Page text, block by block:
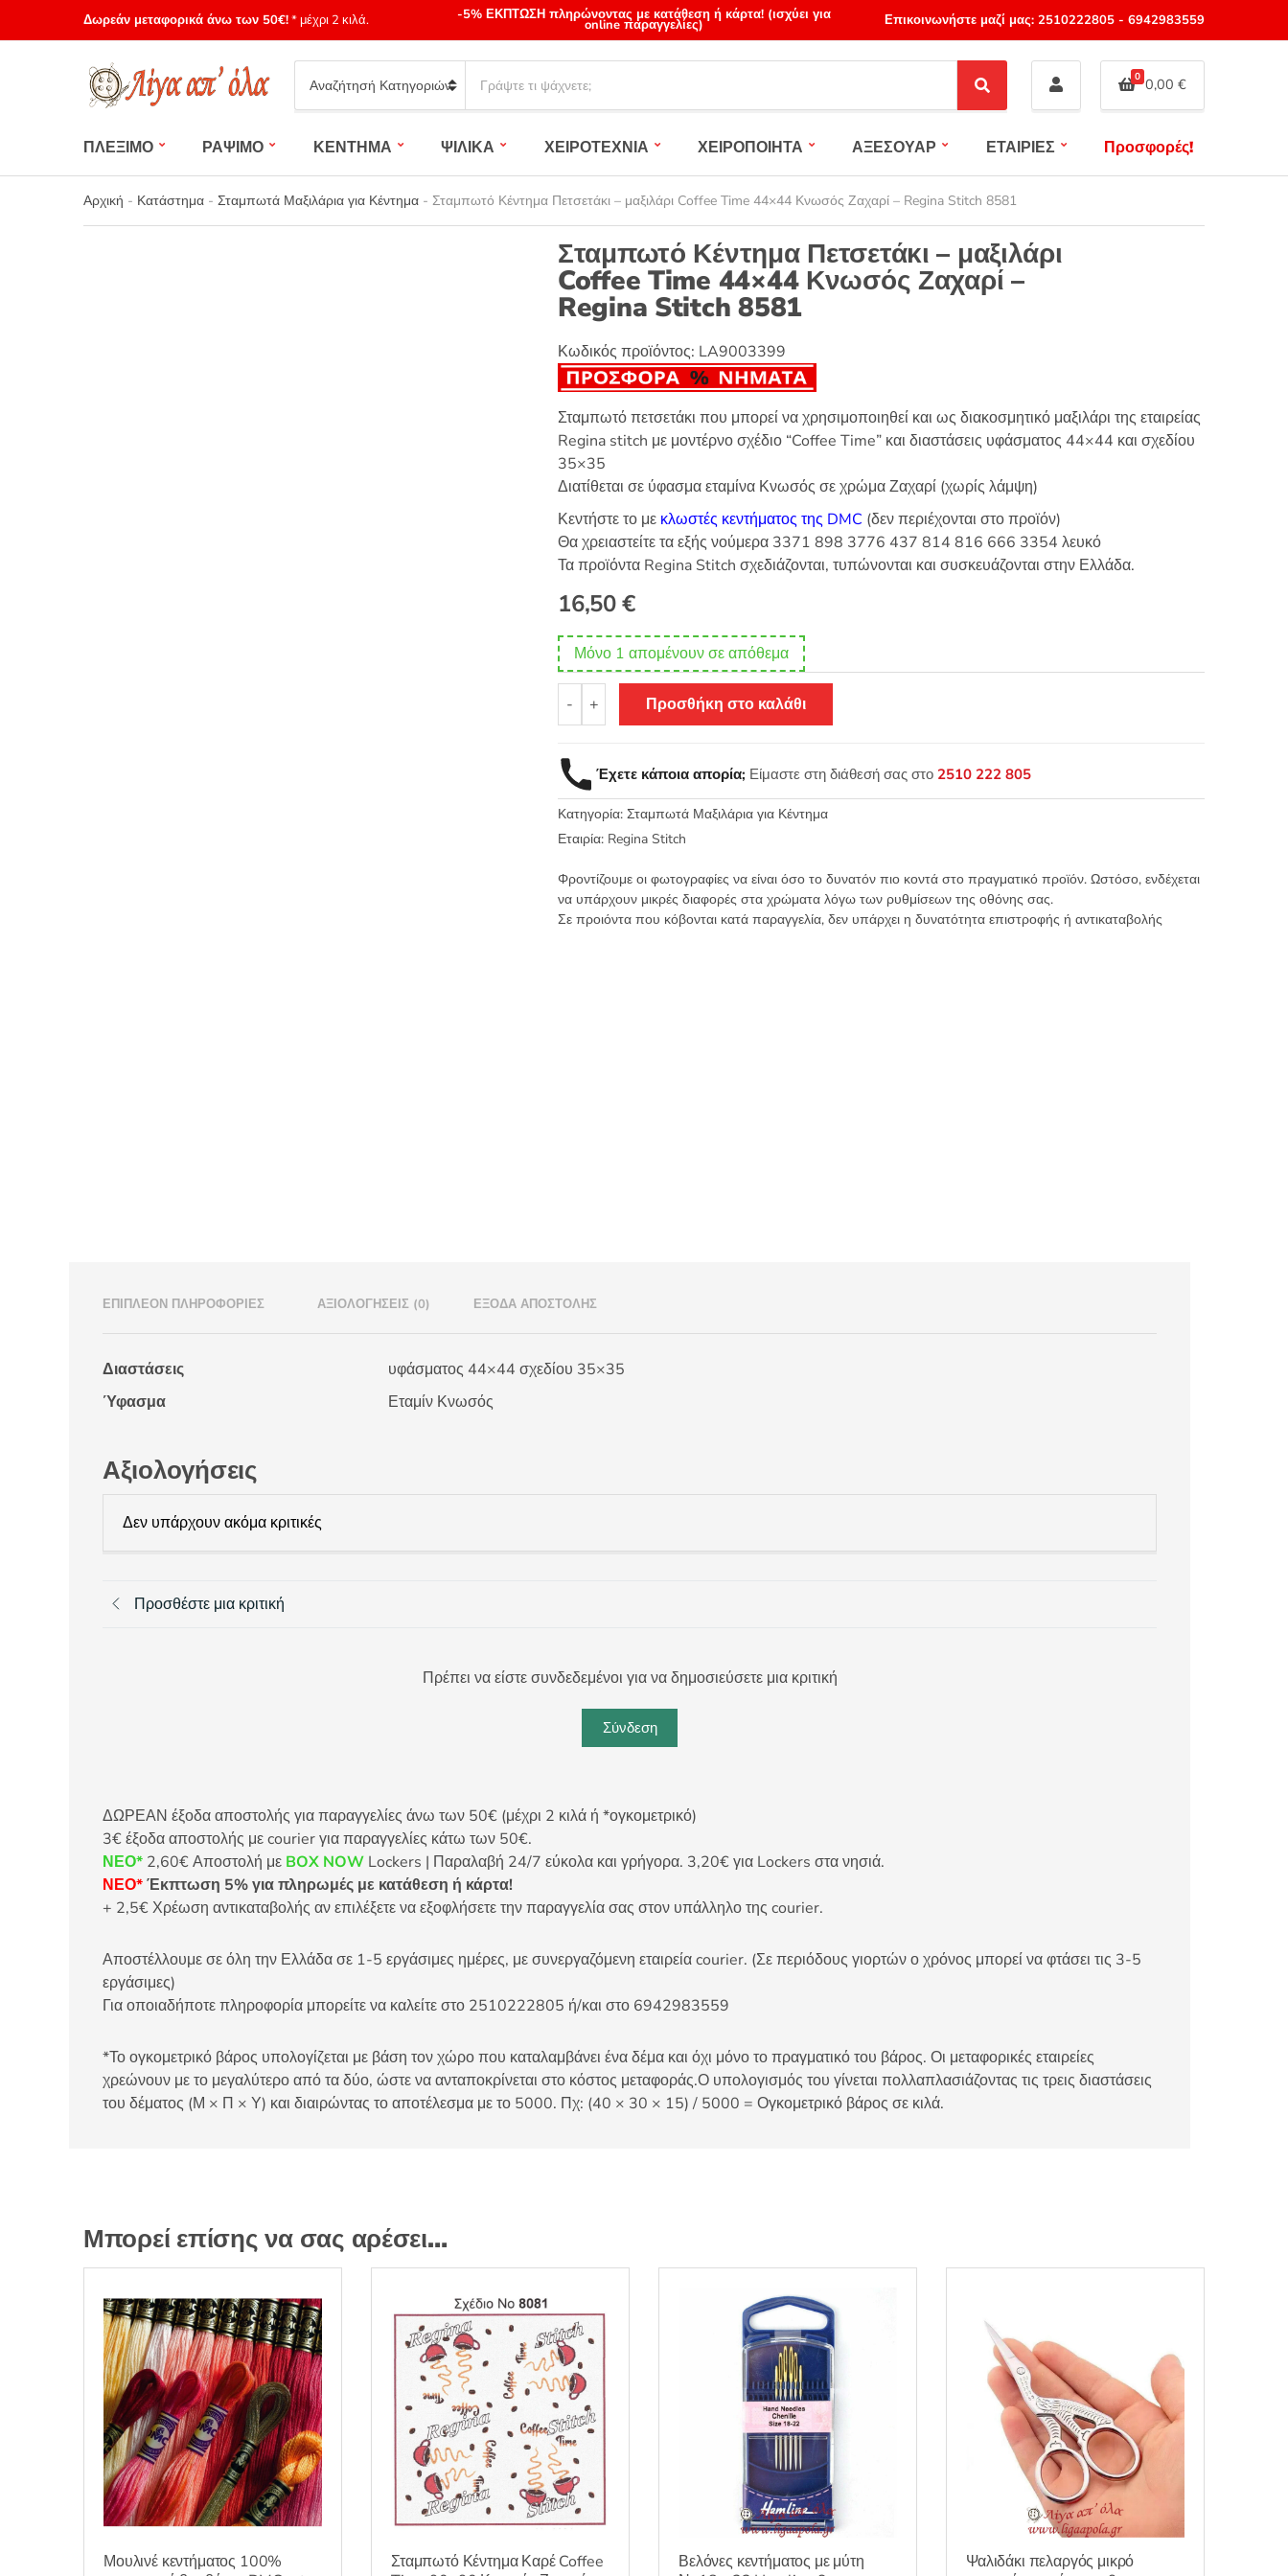
Δωρεάν μεταφορικά άνω των 50€!* μέχρι 2 κιλά. -5% ΕΚΠΤΩΣΗ πληρώνοντας με κατάθεση ή κάρτα! (ισχύει για
online παραγγελίες) Επικοινωνήστε μαζί μας: 2510222805- 6942983559
Category
name
a
c
h
p
S
e
c
0 0,00 €
ΠΛΕΞΙΜΟ ΡΑΨΙΜΟ ΚΕΝΤΗΜΑ ΨΙΛΙΚΑ ΧΕΙΡΟΤΕΧΝΙΑ ΧΕΙΡΟΠΟΙΗΤΑ ΑΞΕΣΟΥΑΡ ΕΤΑΙΡΙΕΣ Προσφορές!
Αρχική - Κατάστημα - Σταμπωτά Μαξιλάρια για Κέντημα - Σταμπωτό Κέντημα Πετσετάκι – μαξιλάρι Coffee Time 44×44 Κνωσός Ζαχαρί – Regina Stitch 8581
Σταμπωτό Κέντημα Πετσετάκι – μαξιλάρι
Coffee Time 44×44 Κνωσός Ζαχαρί –
Regina Stitch 8581
Κωδικός προϊόντος: LA9003399
Σταμπωτό πετσετάκι που μπορεί να χρησιμοποιηθεί και ως διακοσμητικό μαξιλάρι της εταιρείας
Regina stitch με μοντέρνο σχέδιο “Coffee Time” και διαστάσεις υφάσματος 44×44 και σχεδίου
35×35
Διατίθεται σε ύφασμα εταμίνα Κνωσός σε χρώμα Ζαχαρί (χωρίς λάμψη)
Κεντήστε το με κλωστές κεντήματος της DMC (δεν περιέχονται στο προϊόν)
Θα χρειαστείτε τα εξής νούμερα 3371 898 3776 437 814 816 666 3354 λευκό
Τα προϊόντα Regina Stitch σχεδιάζονται, τυπώνονται και συσκευάζονται στην Ελλάδα.
16,50€
Μόνο 1 απομένουν σε απόθεμα
-
Σταμπωτό
Κέντημα
μαξιλάρι
Coffee
Time
44x44
Ζαχαρί
-
Regina
+ Προσθήκη στο καλάθι
Έχετε κάποια απορία; Είμαστε στη διάθεσή σας στο 2510 222 805
Κατηγορία: Σταμπωτά Μαξιλάρια για Κέντημα
Εταιρία: Regina Stitch
Φροντίζουμε οι φωτογραφίες να είναι όσο το δυνατόν πιο κοντά στο πραγματικό προϊόν. Ωστόσο, ενδέχεται
να υπάρχουν μικρές διαφορές στα χρώματα λόγω των ρυθμίσεων της οθόνης σας.
Σε προιόντα που κόβονται κατά παραγγελία, δεν υπάρχει η δυνατότητα επιστροφής ή αντικαταβολής
ΕΠΙΠΛΈΟΝ ΠΛΗΡΟΦΟΡΊΕΣ ΑΞΙΟΛΟΓΉΣΕΙΣ (0) ΈΞΟΔΑ ΑΠΟΣΤΟΛΉΣ
Διαστάσεις
υφάσματος 44×44 σχεδίου 35×35
Ύφασμα
Εταμίν Κνωσός
Αξιολογήσεις
Δεν υπάρχουν ακόμα κριτικές
Προσθέστε μια κριτική
Πρέπει να είστε συνδεδεμένοι για να δημοσιεύσετε μια κριτική
Σύνδεση
ΔΩΡΕΑΝ έξοδα αποστολής για παραγγελίες άνω των 50€ (μέχρι 2 κιλά ή *ογκομετρικό)
3€ έξοδα αποστολής με courier για παραγγελίες κάτω των 50€.
ΝΕΟ* 2,60€ Αποστολή με BOX NOW Lockers | Παραλαβή 24/7 εύκολα και γρήγορα. 3,20€ για Lockers στα νησιά.
ΝΕΟ*Έκπτωση 5% για πληρωμές με κατάθεση ή κάρτα!
+ 2,5€ Χρέωση αντικαταβολής αν επιλέξετε να εξοφλήσετε την παραγγελία σας στον υπάλληλο της courier.
Αποστέλλουμε σε όλη την Ελλάδα σε 1-5 εργάσιμες ημέρες, με συνεργαζόμενη εταιρεία courier. (Σε περιόδους γιορτών ο χρόνος μπορεί να φτάσει τις 3-5
εργάσιμες)
Για οποιαδήποτε πληροφορία μπορείτε να καλείτε στο 2510222805 ή/και στο 6942983559
*Το ογκομετρικό βάρος υπολογίζεται με βάση τον χώρο που καταλαμβάνει ένα δέμα και όχι μόνο το πραγματικό του βάρος. Οι μεταφορικές εταιρείες
χρεώνουν με το μεγαλύτερο από τα δύο, ώστε να ανταποκρίνεται στο κόστος μεταφοράς.Ο υπολογισμός του γίνεται πολλαπλασιάζοντας τις τρεις διαστάσεις
του δέματος (Μ × Π × Υ) και διαιρώντας το αποτέλεσμα με το 5000. Πχ: (40 × 30 × 15) / 5000 = Ογκομετρικό βάρος σε κιλά.
Μπορεί επίσης να σας αρέσει…
Μουλινέ κεντήματος 100%
Σταμπωτό Κέντημα Καρέ Coffee
Βελόνες κεντήματος με μύτη
Ψαλιδάκι πελαργός μικρό